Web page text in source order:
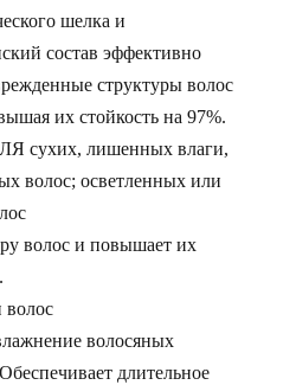
шелка и
состав эффективно
структуры волос
их стойкость на 97%.
лишенных влаги,
волос; осветленных или
волос и повышает их
волос
волосяных
длительное